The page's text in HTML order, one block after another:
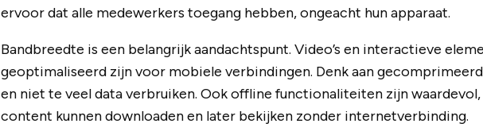
ervoor dat alle medewerkers toegang hebben, ongeacht hun apparaat.
Bandbreedte is een belangrijk aandachtspunt. Video’s en interactieve
geoptimaliseerd zijn voor mobiele verbindingen. Denk aan
en niet te veel data verbruiken. Ook offline functionaliteiten zijn
content kunnen downloaden en later bekijken zonder internetverbinding.